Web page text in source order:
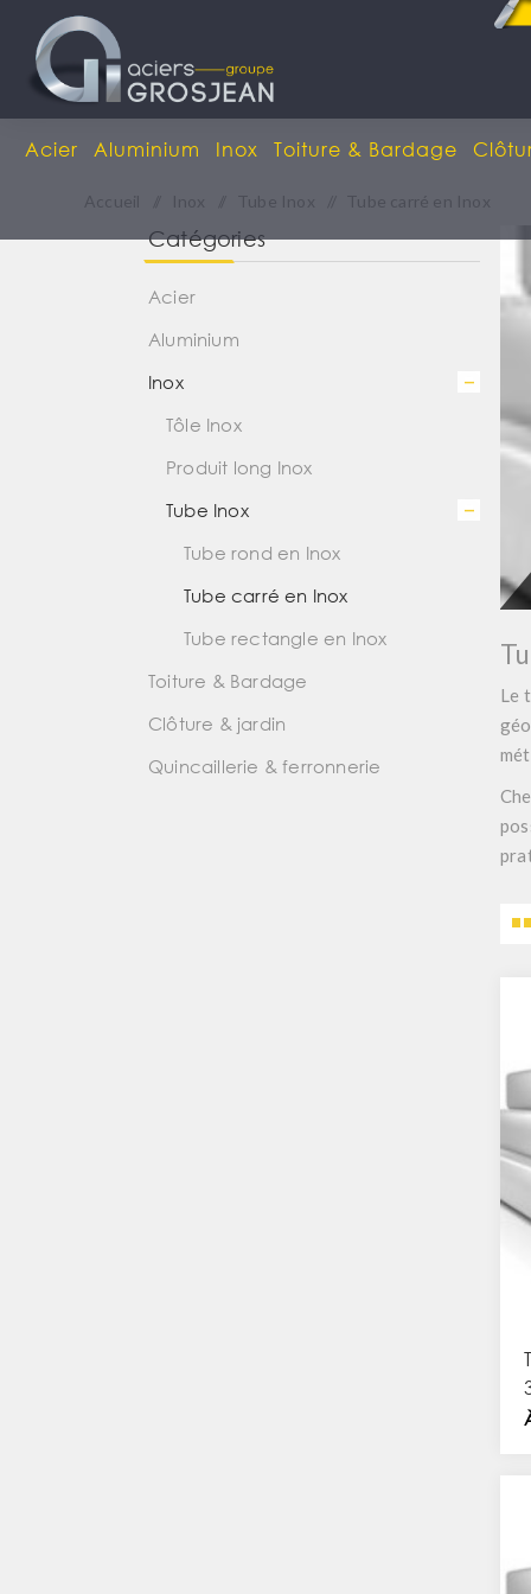
Acier Aluminium Inox Toiture & Bardage
Accueil Inox Tube Inox Tube carré en Inox
Le
Catégories
Acier
Aluminium
Inox
Tôle Inox
Produit long Inox
Tube Inox
Tube rond en Inox
Tube carré en Inox
Tube rectangle en Inox
Toiture & Bardage
Clôture & jardin
Quincaillerie & ferronnerie